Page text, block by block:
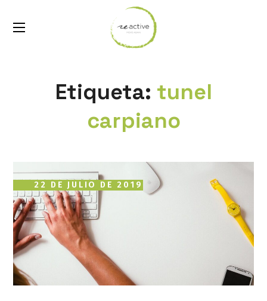
Etiqueta: tunel
carpiano
22 DE JULIO DE 2019